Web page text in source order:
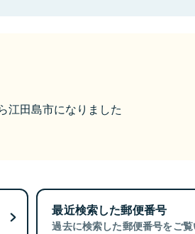
江田島市になりました
最近検索した郵便番号
過去に検索した郵便番号をご覧